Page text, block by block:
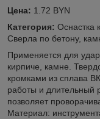
Цена: 1.72 BYN
Категория: Оснастка
Сверла по бетону,
Применяется для
кирпиче, камне.
кромками из сплава
работы и длительный
позволяет
Материал: